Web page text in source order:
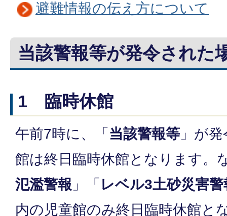
避難情報の伝え方について
当該警報等が発令された
1 臨時休館
午前7時に、「 当該警報等 」が
館は終日臨時休館となります。
氾濫警報 」「 レベル3土砂災害警
内の児童館のみ終日臨時休館と